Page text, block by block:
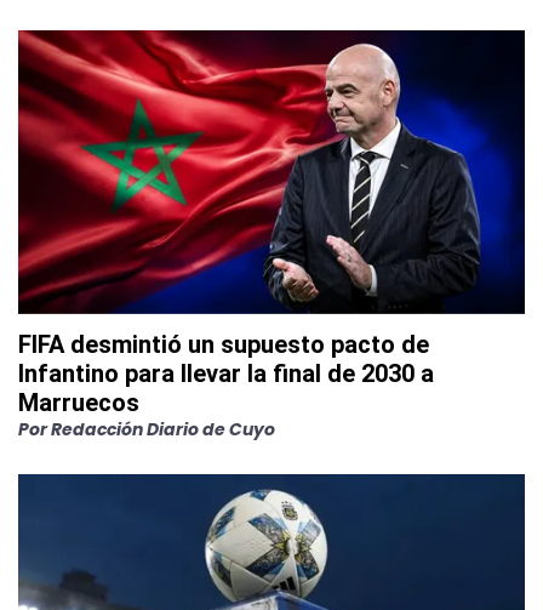
FIFA desmintió un supuesto pacto de
Infantino para llevar la final de 2030 a
Marruecos
PorRedacción Diario de Cuyo